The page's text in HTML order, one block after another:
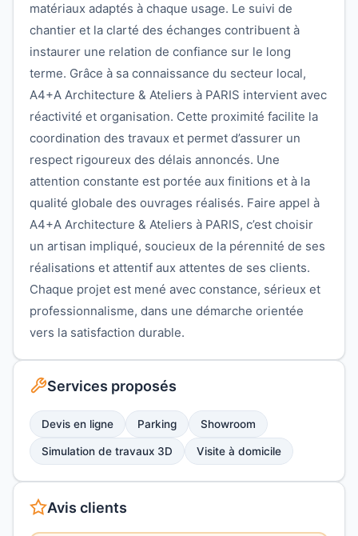
matériaux adaptés à chaque usage. Le suivi de
chantier et la clarté des échanges contribuent à
instaurer une relation de confiance sur le long
terme. Grâce à sa connaissance du secteur local,
A4+A Architecture & Ateliers à PARIS intervient avec
réactivité et organisation. Cette proximité facilite la
coordination des travaux et permet d’assurer un
respect rigoureux des délais annoncés. Une
attention constante est portée aux finitions et à la
qualité globale des ouvrages réalisés. Faire appel à
A4+A Architecture & Ateliers à PARIS, c’est choisir
un artisan impliqué, soucieux de la pérennité de ses
réalisations et attentif aux attentes de ses clients.
Chaque projet est mené avec constance, sérieux et
professionnalisme, dans une démarche orientée
vers la satisfaction durable.
Services proposés
Devis en ligne Parking Showroom
Simulation de travaux 3D Visite à domicile
Avis clients